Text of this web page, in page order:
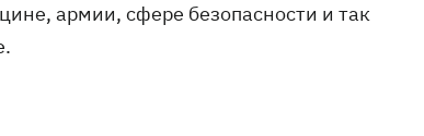
армии, сфере безопасности и так